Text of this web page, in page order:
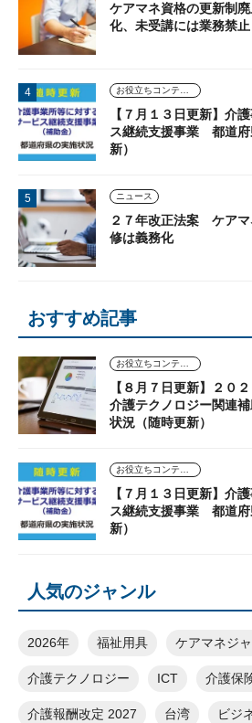
ケアマネ資格の更新制
化、未受講には業務禁止
【７月１３日更新】介
ス継続支援事業 都道府
新）
ニュース
２７年改正法案 ケア
修は義務化
おすすめ記事
【８月７日更新】２０
介護テクノロジー関連
状況（随時更新）
【７月１３日更新】介
ス継続支援事業 都道府
新）
人気のジャンル
2026年 福祉用具 ケアマネジ
介護テクノロジー ICT 介護保
介護報酬改定 2027 台湾 ビジ